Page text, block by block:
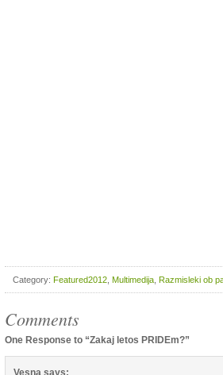
Category: Featured2012 Multimedija Razmisleki ob
Comments
One Response to “Zakaj letos PRIDEm?”
Vesna says: